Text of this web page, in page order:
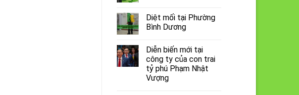
Diệt mối tại Phường
Bình Dương
Diễn biến mới tại
công ty của con trai
tỷ phú Phạm Nhật
Vượng